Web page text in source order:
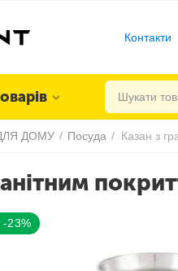
Контакти
ДОМУ / Посуда /